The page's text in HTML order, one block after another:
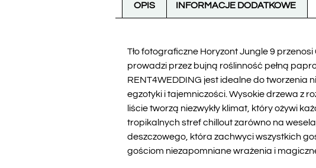
OPIS INFORMACJE DODATKOWE
Tło fotograficzne Horyzont Jungle 9
prowadzi przez bujną roślinność pełną
RENT4WEDDING jest idealne do
egzotyki i tajemniczości. Wysokie drzewa z
liście tworzą niezwykły klimat, który ożywi
tropikalnych stref chillout zarówno na
deszczowego, która zachwyci wszystkich
gościom niezapomniane wrażenia i